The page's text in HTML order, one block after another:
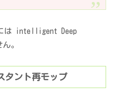
は intelligent Deep
。
タント再モップ